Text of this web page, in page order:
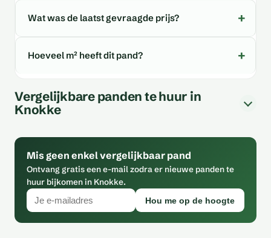
Wat was de laatst gevraagde prijs?
Hoeveel m² heeft dit pand?
Vergelijkbare panden te huur in
Knokke
Mis geen enkel vergelijkbaar pand
Ontvang gratis een e-mail zodra er nieuwe panden te
huur bijkomen in Knokke.
Hou me op de hoogte